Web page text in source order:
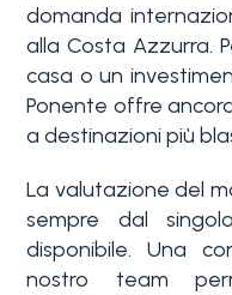
domanda
alla Costa Azzurra.
casa o un
Ponente offre
a destinazioni più
La valutazione del
sempre dal
disponibile. Una
nostro team